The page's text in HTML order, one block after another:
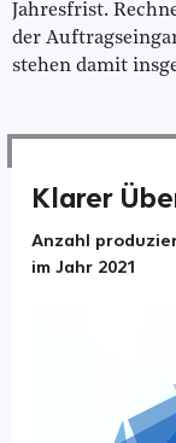
Jahresfrist.
der
stehen damit
Klarer
Anzahl
im Jahr 2021